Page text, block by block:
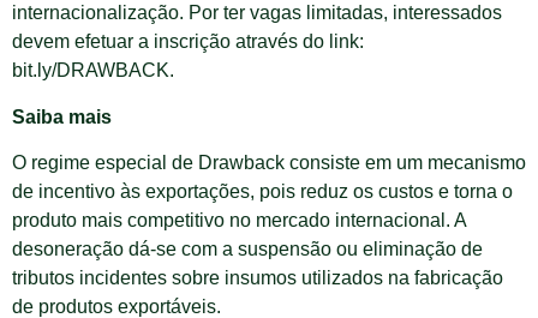
internacionalização. Por ter vagas limitadas, interessados
devem efetuar a inscrição através do link:
bit.ly/DRAWBACK.
Saiba mais
O regime especial de Drawback consiste em um mecanismo
de incentivo às exportações, pois reduz os custos e torna o
produto mais competitivo no mercado internacional. A
desoneração dá-se com a suspensão ou eliminação de
tributos incidentes sobre insumos utilizados na fabricação
de produtos exportáveis.